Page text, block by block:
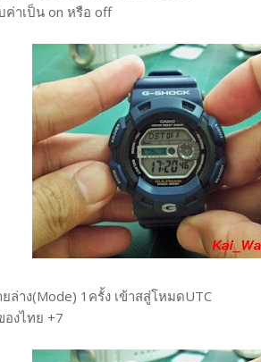
ค่าเป็น on หรือ off
าง(Mode) 1ครั้ง เข้าสสู่โหมดUTC
งไทย +7